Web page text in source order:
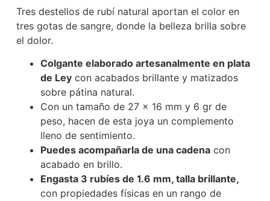
Tres destellos de rubí natural aportan el color en
tres gotas de sangre, donde la belleza brilla sobre
el dolor.
Colgante elaborado artesanalmente en plata
de Leycon acabados brillante y matizados
sobre pátina natural.
Con un tamaño de 27 x 16 mm y 6 gr de
peso, hacen de esta joya un complemento
lleno de sentimiento.
Puedes acompañarla de una cadenacon
acabado en brillo.
Engasta 3 rubíes de 1.6 mm, talla brillante,
con propiedades físicas en un rango de